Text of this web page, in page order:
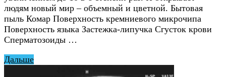
людям новый мир – объемный и цветной. Бытовая
пыль Комар Поверхность кремниевого микрочипа
Поверхность языка Застежка-липучка Сгусток крови
Сперматозоиды …
Дальше